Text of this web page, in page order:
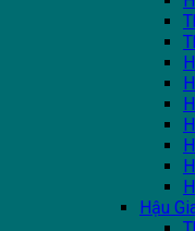
Hậu